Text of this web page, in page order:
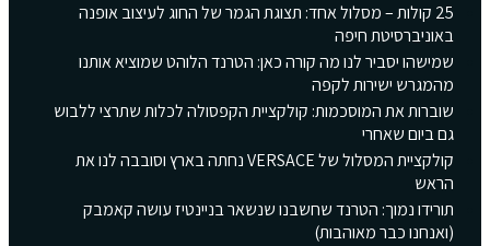
25 קולות – מסלול אחד: תצוגת הגמר של החוג לעיצוב אופנה
באוניברסיטת חיפה
שמישהו יסביר לנו מה קורה כאן: הטרנד הלוהט שמוציא אותנו
מהמגרש ישירות לקפה
שוברות את המוסכמות: קולקציית הקפסולה לכלות שתרצי ללבוש
גם ביום שאחרי
קולקציית המסלול של VERSACE נחתה בארץ וסובבה לנו את
הראש
תורידו נמוך: הטרנד שחשבנו שנשאר בניינטיז עושה קאמבק
(ואנחנו כבר מאוהבות)